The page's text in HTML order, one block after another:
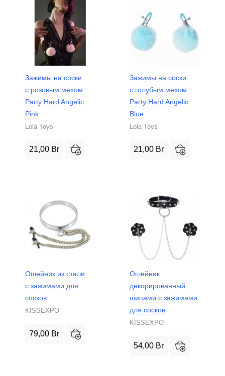
Зажимы на соски
с розовым мехом
Party Hard Angelic
Pink
Lola Toys
21,00 Br
Зажимы на соски
с голубым мехом
Party Hard Angelic
Blue
Lola Toys
21,00 Br
Ошейник из стали
с зажимами для
сосков
KISSEXPO
79,00 Br
Ошейник
декорированный
шипами с зажимами
для сосков
KISSEXPO
54,00 Br